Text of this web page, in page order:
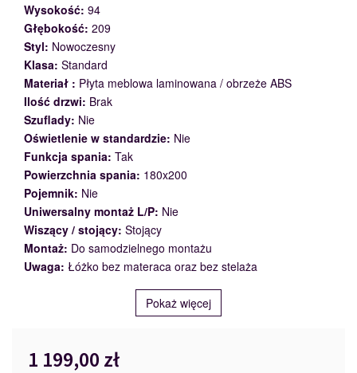
Wysokość: 94
Głębokość: 209
Styl: Nowoczesny
Klasa: Standard
Materiał : Płyta meblowa laminowana / obrzeże ABS
Ilość drzwi: Brak
Szuflady: Nie
Oświetlenie w standardzie: Nie
Funkcja spania: Tak
Powierzchnia spania: 180x200
Pojemnik: Nie
Uniwersalny montaż L/P: Nie
Wiszący / stojący: Stojący
Montaż: Do samodzielnego montażu
Uwaga: Łóżko bez materaca oraz bez stelaża
Pokaż więcej
1 199,00 zł